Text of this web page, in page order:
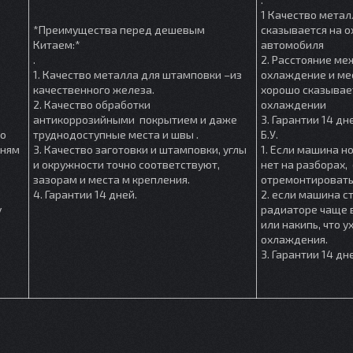
*Преимущества перед дешевым
Китаем:*
.
1. Качество металла для штамповки –из
качественного железа.
2. Качество обработки
антикоррозийными покрытием и даже
труднодоступные места и швы .
3. Качество заготовки и штамповки, углы
и окружности точно соответствуют,
зазорам и места м крепления.
4. Гарантии 14 дней.
1 Качество
сказывается на
автомобиля
2. Расстояние
охлаждение и
хорошо
охлаждении
3. Гарантии 14
Б.У.
1. Если машина
нет на разборах,
2. если машина
радиаторе чаще
или накипь, что
охлаждения.
3. Гарантии 14